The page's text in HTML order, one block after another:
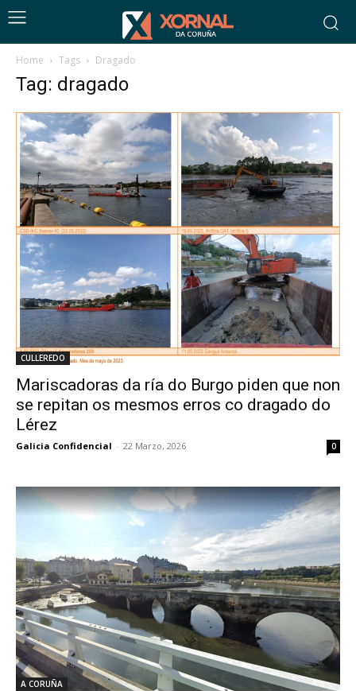
Home Tags Dragado
Tag: dragado
CULLEREDO
Mariscadoras da ría do Burgo piden que non
se repitan os mesmos erros co dragado do
Lérez
Galicia Confidencial - 22 Marzo, 2026 0
A CORUÑA